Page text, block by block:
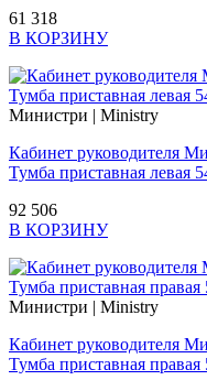
61 318
В КОРЗИНУ
Министри | Ministry
Кабинет руководителя
Тумба приставная левая
92 506
В КОРЗИНУ
Министри | Ministry
Кабинет руководителя
Тумба приставная